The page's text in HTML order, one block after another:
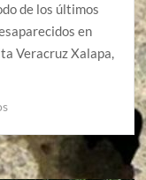
de los últimos
en
Veracruz Xalapa,